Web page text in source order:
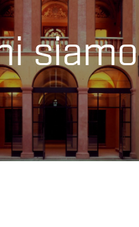
siamo